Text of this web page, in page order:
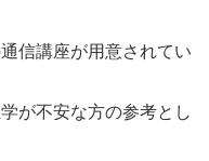
信講座が用意されてい
が不安な方の参考とし